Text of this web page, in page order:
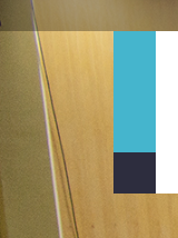
to
content